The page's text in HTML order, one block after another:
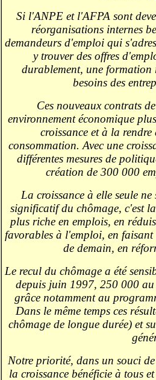
Si l'ANPE et l'AFPA sont
réorganisations internes
demandeurs d'emploi qui
y trouver des offres
durablement, une formation
besoins des
Ces nouveaux contrats
environnement économique
croissance et à la
consommation. Avec une
différentes mesures de
création de 300 000
La croissance à elle seule
significatif du chômage, c'est
plus riche en emplois, en
favorables à l'emploi, en faisant
de demain, en
Le recul du chômage a été
depuis juin 1997, 250 000
grâce notamment au
Dans le même temps ces
chômage de longue durée) et
Notre priorité, dans un souci
la croissance bénéficie à tous